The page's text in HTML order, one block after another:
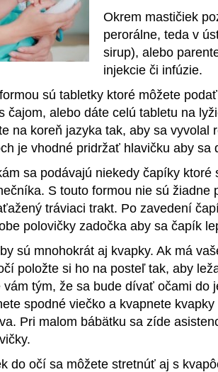
Okrem mastičiek
perorálne, teda v
sirup), alebo
injekcie či infúzie.
sú tabletky ktoré môžete
čajom, alebo dáte celú tabletu na
na koreň jazyka tak, aby sa vyvolal
je vhodné pridržať hlavičku aby sa
sa podávajú niekedy čapíky ktoré
S touto formou nie sú žiadne
tráviaci trakt. Po zavedení
polovičky zadočka aby sa čapík
sú mnohokrát aj kvapky. Ak má
položte si ho na posteľ tak, aby
tým, že sa bude dívať očami do
spodné viečko a kvapnete
Pri malom bábätku sa zíde
do očí sa môžete stretnúť aj s